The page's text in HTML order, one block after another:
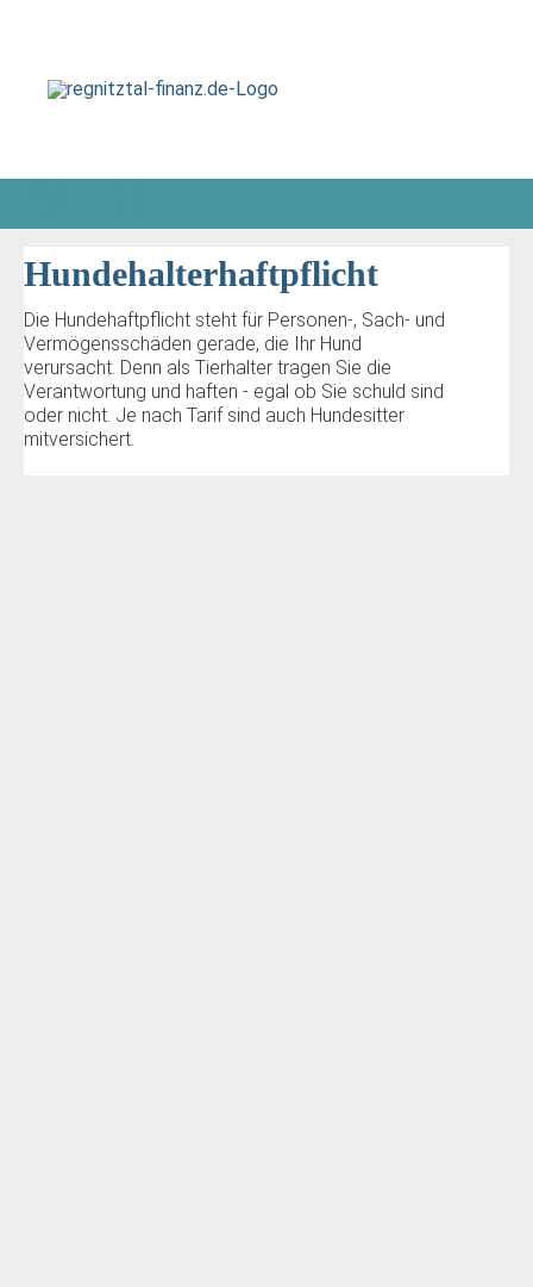
Hundehalterhaftpflicht
Die Hundehaftpflicht steht für Personen-, Sach- und
Vermögensschäden gerade, die Ihr Hund
verursacht. Denn als Tierhalter tragen Sie die
Verantwortung und haften - egal ob Sie schuld sind
oder nicht. Je nach Tarif sind auch Hundesitter
mitversichert.